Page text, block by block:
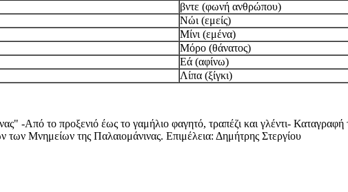
βντε (φωνή ανθρώπου)
Νώι (εμείς)
Μίνι (εμένα)
Μόρο (θάνατος)
Εά (αφίνω)
Λίπα (ξίγκι)
-Από το προξενιό έως το γαμήλιο φαγητό, τραπέζι και γλέντι-
των Μνημείων της Παλαιομάνινας. Επιμέλεια: Δημήτρης Στεργίου